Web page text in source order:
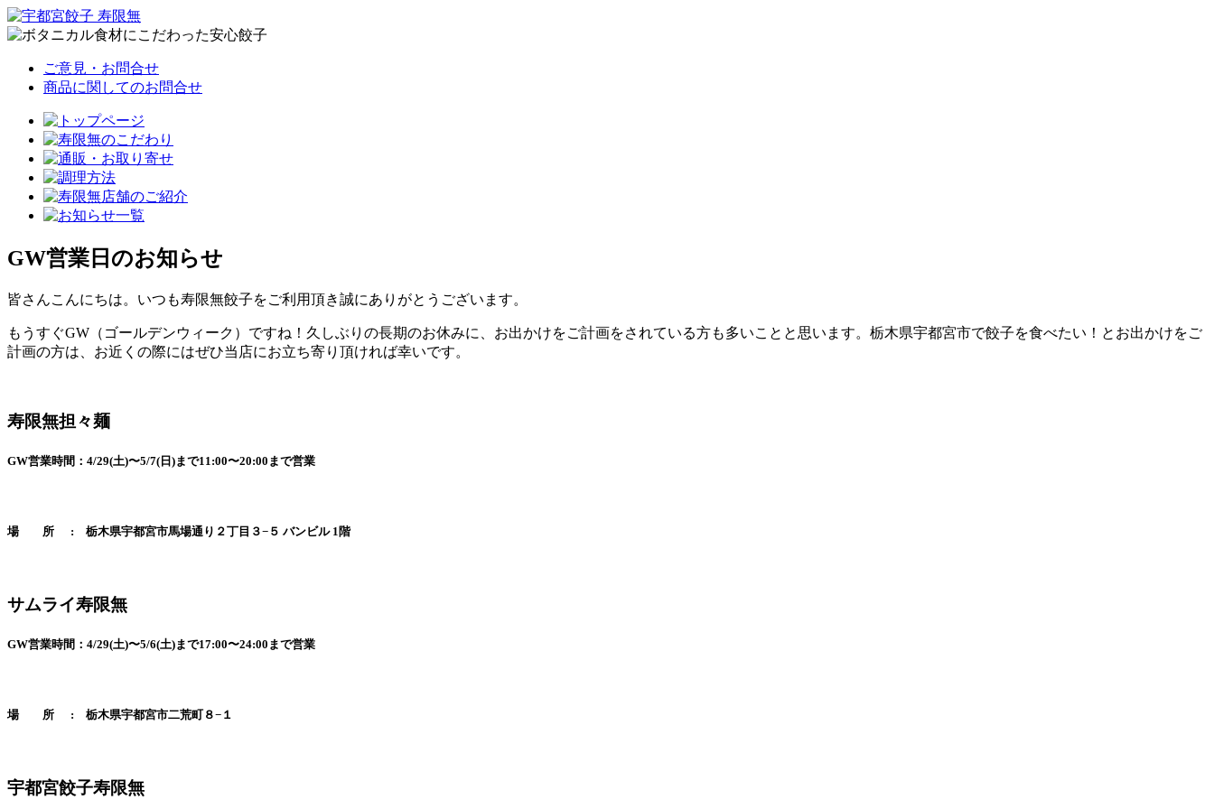
ご意見・お問合せ
商品に関してのお問合せ
GW営業日のお知らせ
皆さんこんにちは。いつも寿限無餃子をご利用頂き誠にありがとうございます。
もうすぐGW（ゴールデンウィーク）ですね！久しぶりの長期のお休みに、お出かけをご計画をされている方も多いことと思います。栃木県宇都宮市で餃子を食べたい！とお出かけをご
計画の方は、お近くの際にはぜひ当店にお立ち寄り頂ければ幸いです。
寿限無担々麺
GW営業時間：4/29(土)〜5/7(日)まで11:00〜20:00まで営業
場 所 : 栃木県宇都宮市馬場通り２丁目３−５ バンビル 1階
サムライ寿限無
GW営業時間：4/29(土)〜5/6(土)まで17:00〜24:00まで営業
場 所 : 栃木県宇都宮市二荒町８−１
宇都宮餃子寿限無